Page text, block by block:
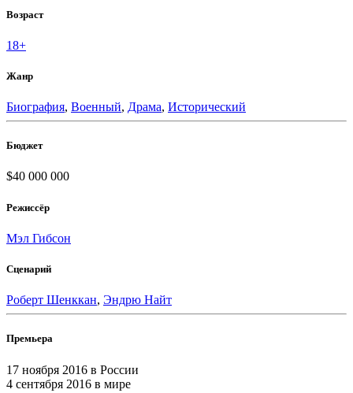
Возраст
18+
Жанр
Биография, Военный, Драма, Исторический
Бюджет
$40 000 000
Режиссёр
Мэл Гибсон
Сценарий
Роберт Шенккан, Эндрю Найт
Премьера
17 ноября 2016 в России
4 сентября 2016 в мире